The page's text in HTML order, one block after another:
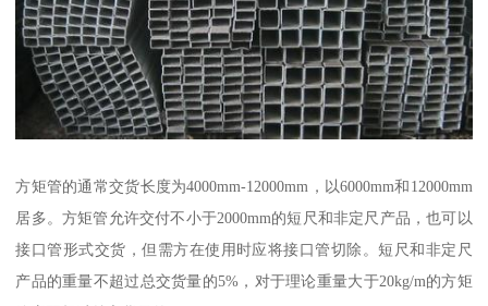
方矩管的通常交货长度为4000mm-12000mm，以6000mm和12000mm
居多。方矩管允许交付不小于2000mm的短尺和非定尺产品，也可以
接口管形式交货，但需方在使用时应将接口管切除。短尺和非定尺
产品的重量不超过总交货量的5%，对于理论重量大于20kg/m的方矩